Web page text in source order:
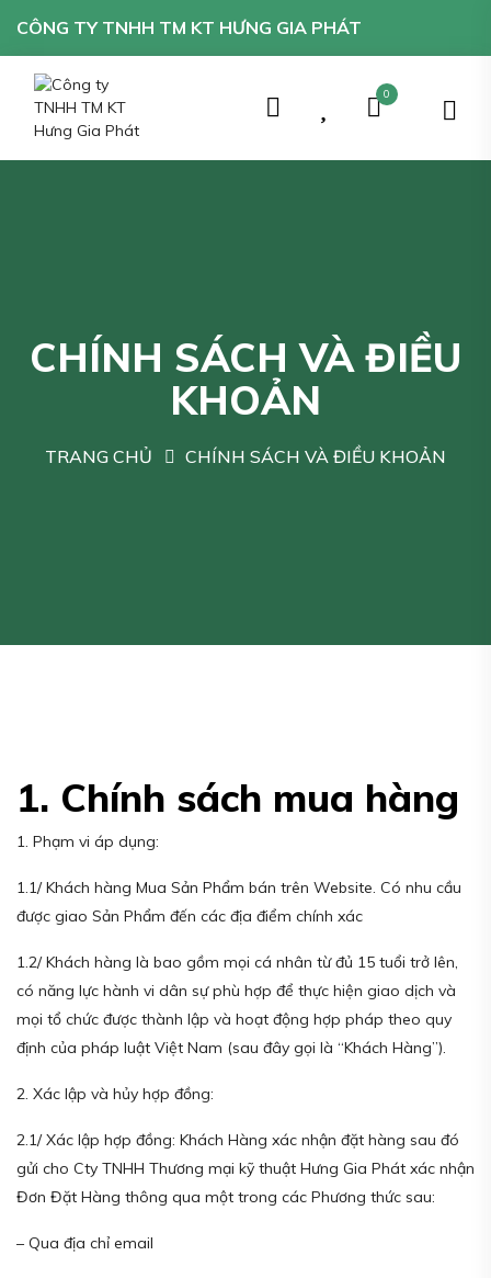
CÔNG TY TNHH TM KT HƯNG GIA PHÁT
0
CHÍNH SÁCH VÀ ĐIỀU
KHOẢN
TRANG CHỦ CHÍNH SÁCH VÀ ĐIỀU KHOẢN
1. Chính sách mua hàng
1. Phạm vi áp dụng:
1.1/ Khách hàng Mua Sản Phẩm bán trên Website. Có nhu cầu
được giao Sản Phẩm đến các địa điểm chính xác
1.2/ Khách hàng là bao gồm mọi cá nhân từ đủ 15 tuổi trở lên,
có năng lực hành vi dân sự phù hợp để thực hiện giao dịch và
mọi tổ chức được thành lập và hoạt động hợp pháp theo quy
định của pháp luật Việt Nam (sau đây gọi là “Khách Hàng”).
2. Xác lập và hủy hợp đồng:
2.1/ Xác lập hợp đồng: Khách Hàng xác nhận đặt hàng sau đó
gửi cho Cty TNHH Thương mại kỹ thuật Hưng Gia Phát xác nhận
Đơn Đặt Hàng thông qua một trong các Phương thức sau:
– Qua địa chỉ email